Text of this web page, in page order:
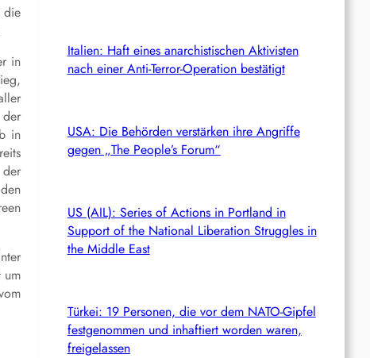
die
in
in
um
Italien: Haft eines anarchistischen Aktivisten
nach einer Anti-Terror-Operation bestätigt
USA: Die Behörden verstärken ihre Angriffe
gegen „The People’s Forum“
US (AIL): Series of Actions in Portland in
Support of the National Liberation Struggles in
the Middle East
Türkei: 19 Personen, die vor dem NATO-Gipfel
festgenommen und inhaftiert worden waren,
freigelassen